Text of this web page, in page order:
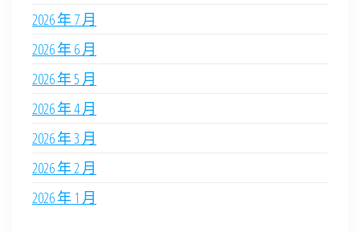
2026 年 7 月
2026 年 6 月
2026 年 5 月
2026 年 4 月
2026 年 3 月
2026 年 2 月
2026 年 1 月